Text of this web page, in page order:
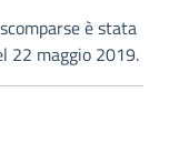
è stata
22 maggio 2019.